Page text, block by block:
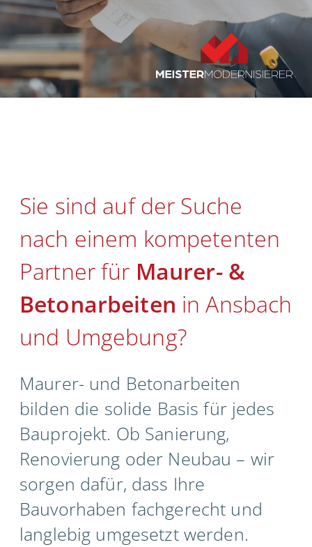
Unternehmen
Kontakt
Sie sind auf der Suche
nach einem kompetenten
Partner für Maurer- &
Beton­arbeiten in Ansbach
und Umgebung?
Maurer- und Betonarbeiten
bilden die solide Basis für jedes
Bauprojekt. Ob Sanierung,
Renovierung oder Neubau – wir
sorgen dafür, dass Ihre
Bauvorhaben fachgerecht und
langlebig umgesetzt werden.